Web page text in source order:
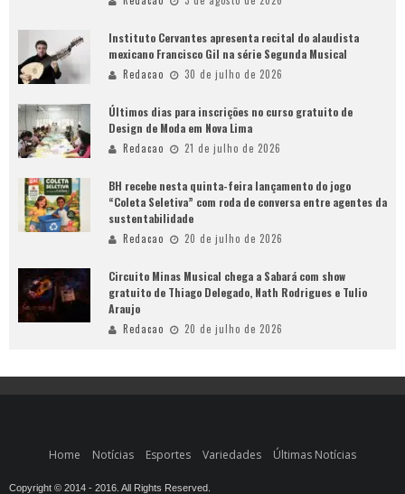
Instituto Cervantes apresenta recital do alaudista
mexicano Francisco Gil na série Segunda Musical
Redacao 30 de julho de 2026
Últimos dias para inscrições no curso gratuito de
Design de Moda em Nova Lima
Redacao 21 de julho de 2026
BH recebe nesta quinta-feira lançamento do jogo
“Coleta Seletiva” com roda de conversa entre agentes da
sustentabilidade
Redacao 20 de julho de 2026
Circuito Minas Musical chega a Sabará com show
gratuito de Thiago Delegado, Nath Rodrigues e Tulio
Araujo
Redacao 20 de julho de 2026
Home Notícias Esportes Variedades Últimas Notícias
Copyright © 2014 - 2016. All Rights Reserved.